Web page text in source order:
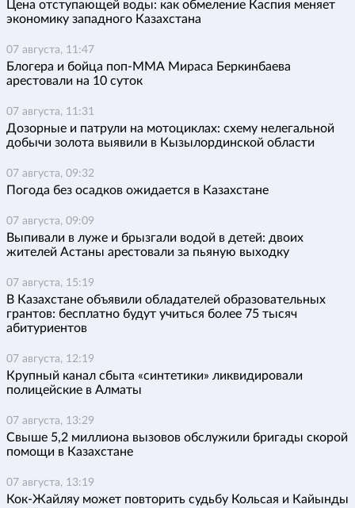
Цена отступающей воды: как обмеление Каспия меняет
экономику западного Казахстана
07 августа, 11:47
Блогера и бойца поп-ММА Мираса Беркинбаева
арестовали на 10 суток
07 августа, 11:31
Дозорные и патрули на мотоциклах: схему нелегальной
добычи золота выявили в Кызылординской области
07 августа, 09:32
Погода без осадков ожидается в Казахстане
07 августа, 09:09
Выпивали в луже и брызгали водой в детей: двоих
жителей Астаны арестовали за пьяную выходку
07 августа, 15:19
В Казахстане объявили обладателей образовательных
грантов: бесплатно будут учиться более 75 тысяч
абитуриентов
07 августа, 12:19
Крупный канал сбыта «синтетики» ликвидировали
полицейские в Алматы
07 августа, 13:29
Свыше 5,2 миллиона вызовов обслужили бригады скорой
помощи в Казахстане
07 августа, 13:19
Кок-Жайляу может повторить судьбу Кольсая и Кайынды